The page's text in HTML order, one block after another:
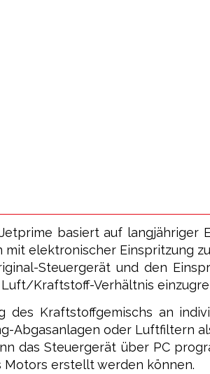
basiert auf
elektronischer Einspritzung
Steuergerät und den
Kraftstoff-Verhältnis
des Kraftstoffgemischs an
Abgasanlagen oder Luftfiltern
das Steuergerät über PC
Motors erstellt werden können.